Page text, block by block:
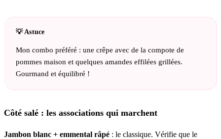
Mon combo préféré : une crêpe avec de la compote de
pommes maison et quelques amandes effilées grillées.
Gourmand et équilibré !
Côté salé : les associations qui marchent
Jambon blanc + emmental râpé : le classique. Vérifie que le